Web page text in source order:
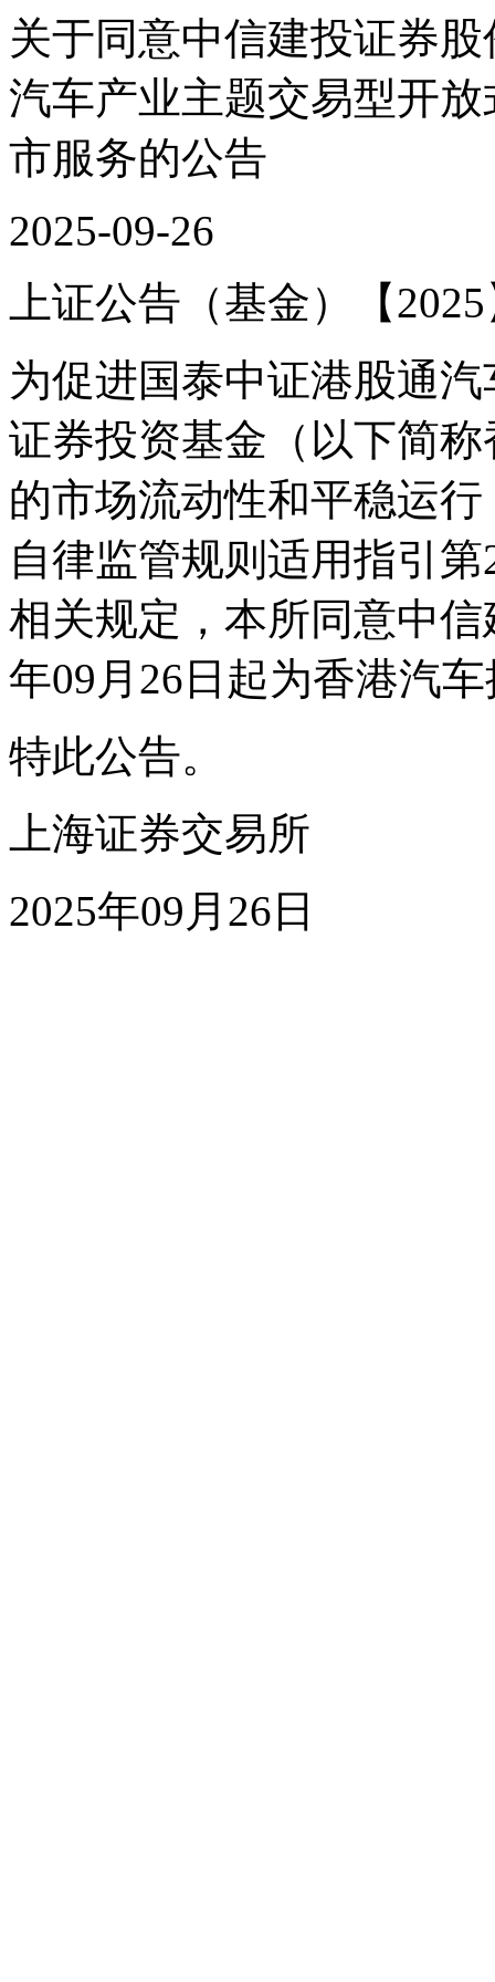
关于同意中信建投证券
汽车产业主题交易型开
市服务的公告
2025-09-26
上证公告（基金）【
为促进国泰中证港股通
证券投资基金（以下简
的市场流动性和平稳运
自律监管规则适用指引
相关规定，本所同意中
年09月26日起为香港汽
特此公告。
上海证券交易所
2025年09月26日